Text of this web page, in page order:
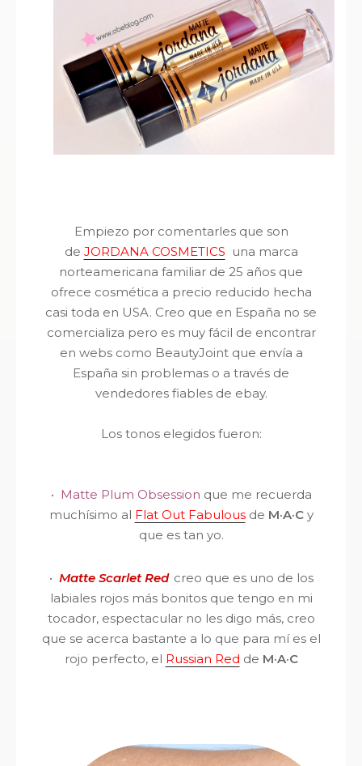
Empiezo por comentarles que son
de JORDANA COSMETICS una marca
norteamericana familiar de 25 años que
ofrece cosmética a precio reducido hecha
casi toda en USA. Creo que en España no se
comercializa pero es muy fácil de encontrar
en webs como BeautyJoint que envía a
España sin problemas o a través de
vendedores fiables de ebay.
Los tonos elegidos fueron:
· Matte Plum Obsession que me recuerda
muchísimo al Flat Out Fabulousde M·A·Cy
que es tan yo.
· Matte Scarlet Red creo que es uno de los
labiales rojos más bonitos que tengo en mi
tocador, espectacular no les digo más, creo
que se acerca bastante a lo que para mí es el
rojo perfecto, el Russian Red de M·A·C